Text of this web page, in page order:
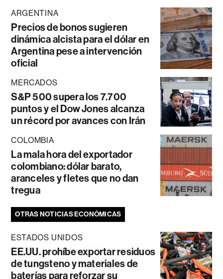
ARGENTINA
Precios de bonos sugieren
dinámica alcista para el dólar en
Argentina pese a intervención
oficial
MERCADOS
S&P 500 supera los 7.700
puntos y el Dow Jones alcanza
un récord por avances con Irán
COLOMBIA
La mala hora del exportador
colombiano: dólar barato,
aranceles y fletes que no dan
tregua
OTRAS NOTICIAS ECONÓMICAS
ESTADOS UNIDOS
EE.UU. prohíbe exportar residuos
de tungsteno y materiales de
baterías para reforzar su